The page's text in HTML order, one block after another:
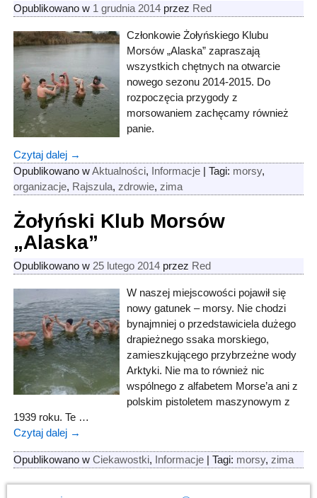
Opublikowano w 1 grudnia 2014 przez Red
Członkowie Żołyńskiego Klubu
Morsów „Alaska” zapraszają
wszystkich chętnych na otwarcie
nowego sezonu 2014-2015. Do
rozpoczęcia przygody z
morsowaniem zachęcamy również
panie.
Czytaj dalej →
Opublikowano w Aktualności, Informacje| Tagi: morsy,
organizacje, Rajszula, zdrowie, zima
Żołyński Klub Morsów
„Alaska”
Opublikowano w 25 lutego 2014 przez Red
W naszej miejscowości pojawił się
nowy gatunek – morsy. Nie chodzi
bynajmniej o przedstawiciela dużego
drapieżnego ssaka morskiego,
zamieszkującego przybrzeżne wody
Arktyki. Nie ma to również nic
wspólnego z alfabetem Morse’a ani z
polskim pistoletem maszynowym z
1939 roku. Te …
Czytaj dalej →
Opublikowano w Ciekawostki, Informacje| Tagi: morsy, zima